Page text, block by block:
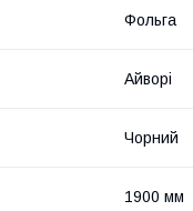
Фольга
Айворі
Чорний
1900 мм